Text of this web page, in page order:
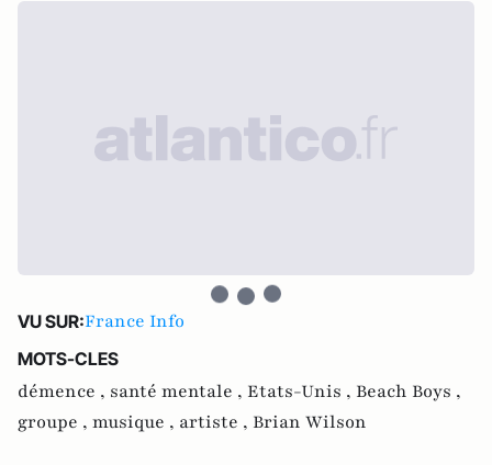
VU SUR:France Info
MOTS-CLES
démence , santé mentale , Etats-Unis , Beach Boys ,
groupe , musique , artiste , Brian Wilson